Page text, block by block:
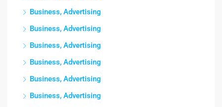
Business, Advertising
Business, Advertising
Business, Advertising
Business, Advertising
Business, Advertising
Business, Advertising